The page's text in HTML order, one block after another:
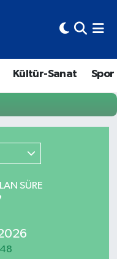
Kültür-Sanat Spor
SÜRE